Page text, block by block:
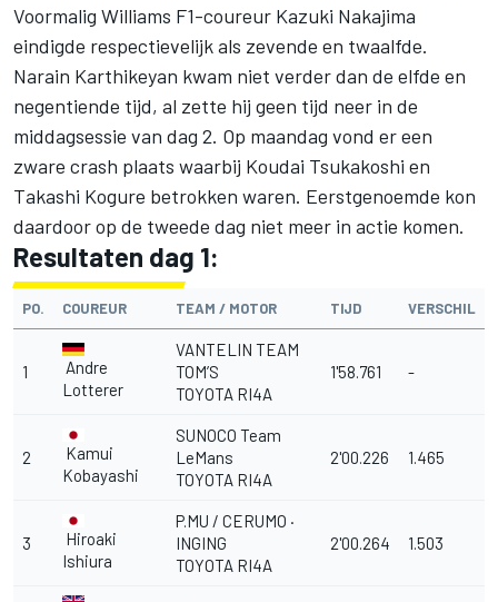
Voormalig Williams F1-coureur Kazuki Nakajima
eindigde respectievelijk als zevende en twaalfde.
Narain Karthikeyan kwam niet verder dan de elfde en
negentiende tijd, al zette hij geen tijd neer in de
middagsessie van dag 2. Op maandag vond er een
zware crash plaats waarbij Koudai Tsukakoshi en
Takashi Kogure betrokken waren. Eerstgenoemde kon
daardoor op de tweede dag niet meer in actie komen.
Resultaten dag 1:
PO. COUREUR TEAM / MOTOR TIJD VERSCHIL
1
Andre
Lotterer
VANTELIN TEAM
TOM’S
TOYOTA RI4A
1'58.761 -
2
Kamui
Kobayashi
SUNOCO Team
LeMans
TOYOTA RI4A
2'00.226 1.465
3
Hiroaki
Ishiura
P.MU / CERUMO ·
INGING
TOYOTA RI4A
2'00.264 1.503